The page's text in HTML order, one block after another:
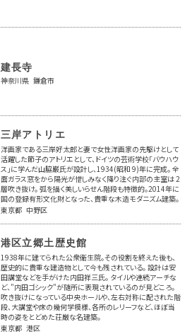
建長寺
神奈川県 鎌倉市
三岸アトリエ
洋画家である三岸好太郎と妻で女性洋画家の先駆けとして
活躍した節子のアトリエとして、ドイツの芸術学校「バウハウ
ス」に学んだ山脇巌氏が設計し、1934(昭和 9)年に完成。 全
面ガラス窓をから陽光が惜しみなく降り注ぐ内部の主室は 2
層吹き抜け。 弧を描く美しいらせん階段も特徴的。2014年に
国の登録有形文化財となった、貴重な木造モダニズム建築。
東京都 中野区
港区立郷土歴史館
1938年に建てられた公衆衛生院。その役割を終えた後も、
歴史的に貴重な建造物として今も残されている。 設計は安
田講堂などを手がけた内田祥三氏。 タイルや連続アーチな
ど、"内田ゴシック"が随所に表現されているのが見どころ。
吹き抜けになっている中央ホールや、左右対称に配された階
段、大講堂や床の幾何学模様、各所のレリーフなど、ほぼ当
時の姿をとどめた荘厳な名建築。
東京都 港区